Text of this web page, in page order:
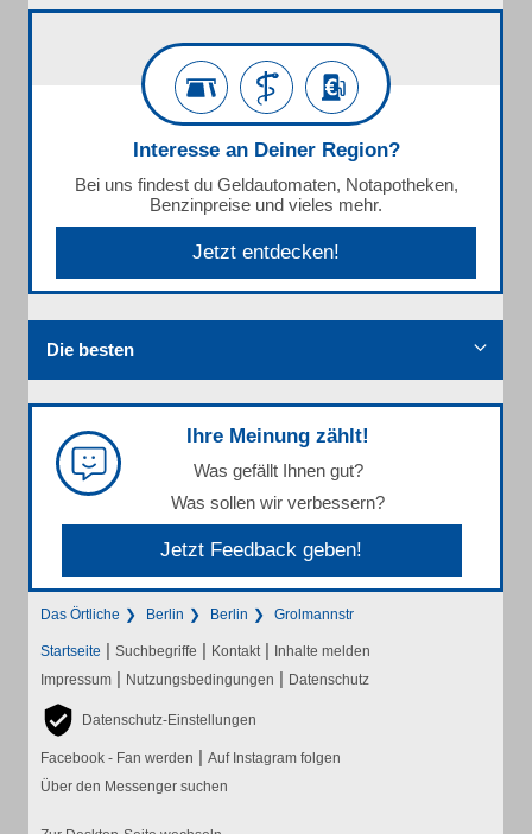
Interesse an Deiner Region?
Bei uns findest du Geldautomaten, Notapotheken,
Benzinpreise und vieles mehr.
Jetzt entdecken!
Die besten
Ihre Meinung zählt!
Was gefällt Ihnen gut?
Was sollen wir verbessern?
Jetzt Feedback geben!
Das Örtliche Berlin Berlin Grolmannstr
Startseite | Suchbegriffe | Kontakt | Inhalte melden
Impressum | Nutzungsbedingungen | Datenschutz
Datenschutz-Einstellungen
Facebook - Fan werden | Auf Instagram folgen
Über den Messenger suchen